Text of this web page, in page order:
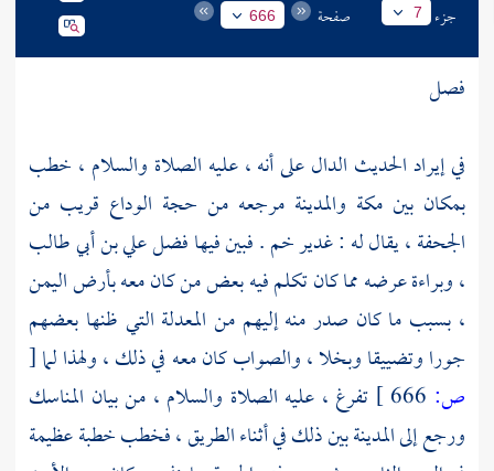
جزء 7 صفحة 666
فصل
في إيراد الحديث الدال على أنه ، عليه الصلاة والسلام ، خطب
بمكان بينمكة والمدينةمرجعه من حجة الوداع قريب من
الجحفة ،يقال له :غدير خم. فبين فيها فضلعلي بن أبي طالب
، وبراءة عرضه مما كان تكلم فيه بعض من كان معه بأرضاليمن
، بسبب ما كان صدر منه إليهم من المعدلة التي ظنها بعضهم
جورا وتضييقا وبخلا ، والصواب كان معه في ذلك ، ولهذا لما[
ص:
تفرغ ، عليه الصلاة والسلام ، من بيان المناسك
ورجع إلىالمدينةبين ذلك في أثناء الطريق ، فخطب خطبة عظيمة